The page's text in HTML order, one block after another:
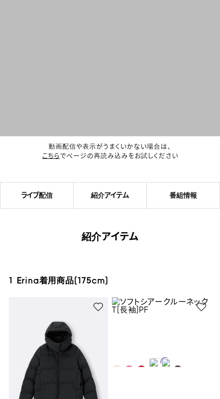
動画配信や表示がうまくいかない場合は、
こちらでページの再読み込みをお試しください
ライブ配信 紹介アイテム 番組情報
紹介アイテム
1 Erina着用商品(175cm)